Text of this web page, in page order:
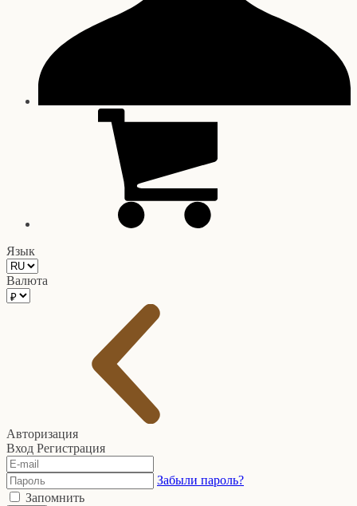
Язык
Валюта
Авторизация
Вход Регистрация
Забыли пароль?
Запомнить